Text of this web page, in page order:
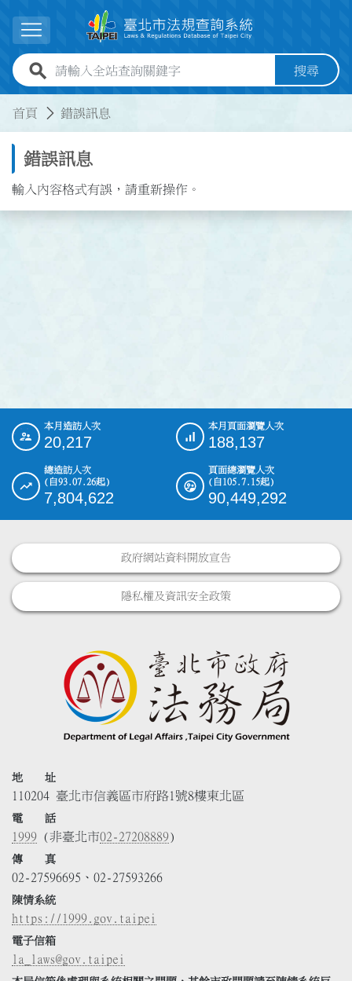
展開選單
全站查詢關鍵字欄位 搜尋
首頁 錯誤訊息
錯誤訊息
輸入內容格式有誤，請重新操作。
::: 本月造訪人次
20,217
本月頁面瀏覽人次
188,137
總造訪人次
(自93.07.26起)
7,804,622
頁面總瀏覽人次
(自105.7.15起)
90,449,292
政府網站資料開放宣告
隱私權及資訊安全政策
地 址
110204 臺北市信義區市府路1號8樓東北區
電 話
1999 (非臺北市02-27208889)
傳 真
02-27596695、02-27593266
陳情系統
https://1999.gov.taipei
電子信箱
la_laws@gov.taipei